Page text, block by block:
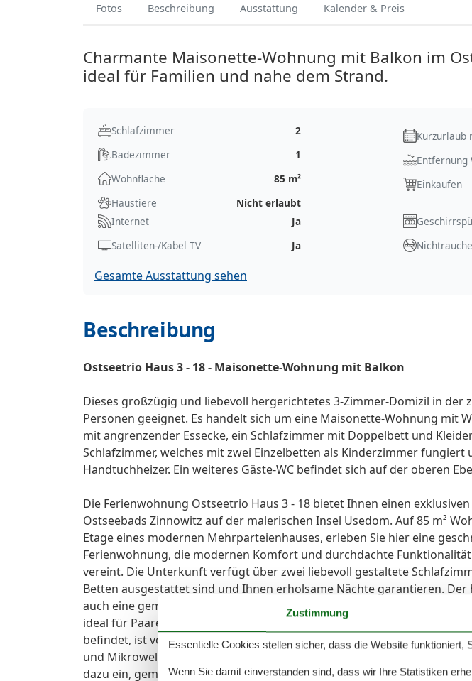
Fotos Beschreibung Ausstattung Kalender & Preis
Charmante Maisonette-Wohnung mit Balkon im
ideal für Familien und nahe dem Strand.
Schlafzimmer
2
Badezimmer
1
Wohnfläche
85 m²
Haustiere
Nicht erlaubt
Kurzurlaub
Entfernung
Einkaufen
Internet
Ja
Satelliten-/Kabel TV
Ja
Gesamte Ausstattung sehen
Beschreibung
Ostseetrio Haus 3 - 18 - Maisonette-Wohnung mit Balkon
Dieses großzügig und liebevoll hergerichtetes 3-Zimmer-Domizil in der
Personen geeignet. Es handelt sich um eine Maisonette-Wohnung mit
mit angrenzender Essecke, ein Schlafzimmer mit Doppelbett und
Schlafzimmer, welches mit zwei Einzelbetten als Kinderzimmer fungiert
Handtuchheizer. Ein weiteres Gäste-WC befindet sich auf der oberen
Die Ferienwohnung Ostseetrio Haus 3 - 18 bietet Ihnen einen
Ostseebads Zinnowitz auf der malerischen Insel Usedom. Auf 85 m²
Etage eines modernen Mehrparteienhauses, erleben Sie hier eine
Ferienwohnung, die modernen Komfort und durchdachte
vereint. Die Unterkunft verfügt über zwei liebevoll gestaltete
Betten ausgestattet sind und Ihnen erholsame Nächte garantieren. Der
auch eine gemütliche Schlafcouch integriert ist, bietet ausreichend Platz
ideal für Paare, Familien oder kleine Gruppen. Die separate Küche, die
befindet, ist voll ausgestattet mit allen wichtigen Geräten wie Backofen,
und Mikrowelle. Der offene Zugang zum Wohnbereich fördert ein
dazu ein, gemeinsam kulinarische Genüsse zu erleben. Ein
Zustimmung
Essentielle Cookies stellen sicher, dass die Website funktioniert,
Wenn Sie damit einverstanden sind, dass wir Ihre Statistiken